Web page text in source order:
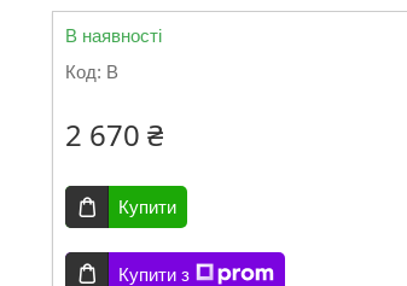
В наявності
Код: B
2 670 ₴
Купити
Купити з